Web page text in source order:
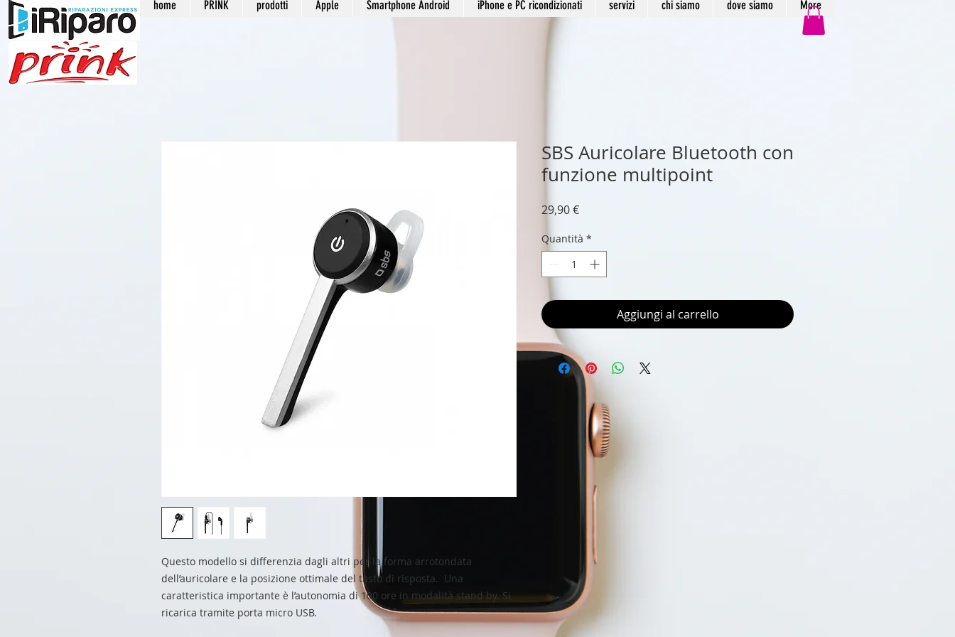
home PRINK prodotti Apple Smartphone Android iPhone e PC ricondizionati servizi chi siamo dove siamo More
Questo modello si differenzia dagli altri per la forma arrotondata
dell’auricolare e la posizione ottimale del tasto di risposta. Una
caratteristica importante è l’autonomia di 100 ore in modalità stand by. Si
ricarica tramite porta micro USB.
SBS Auricolare Bluetooth con
funzione multipoint
29,90 €Prezzo
Quantità *
Aggiungi al carrello